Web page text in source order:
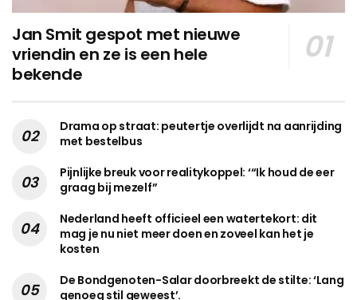
Jan Smit gespot met nieuwe
vriendin en ze is een hele
bekende
Drama op straat: peutertje overlijdt na aanrijding
met bestelbus
Pijnlijke breuk voor realitykoppel: ‘“Ik houd de eer
graag bij mezelf”
Nederland heeft officieel een watertekort: dit
mag je nu niet meer doen en zoveel kan het je
kosten
De Bondgenoten-Salar doorbreekt de stilte: ‘Lang
genoeg stil geweest’.